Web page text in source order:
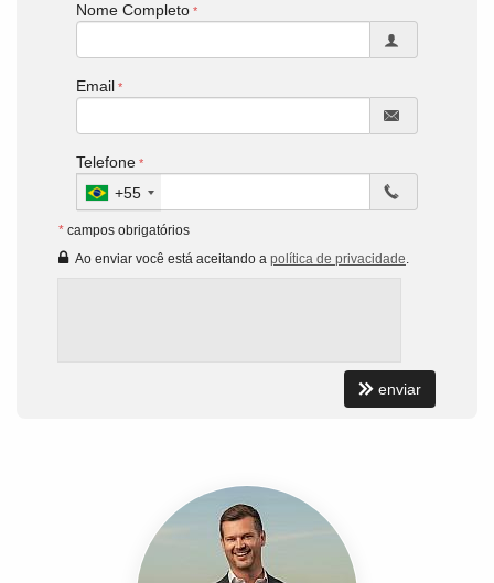
Nome Completo
Email
Telefone
+55
* campos obrigatórios
Ao enviar você está aceitando a política de privacidade.
enviar